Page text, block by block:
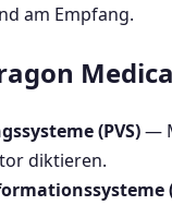
am Empfang.
(PVS)—
diktieren.